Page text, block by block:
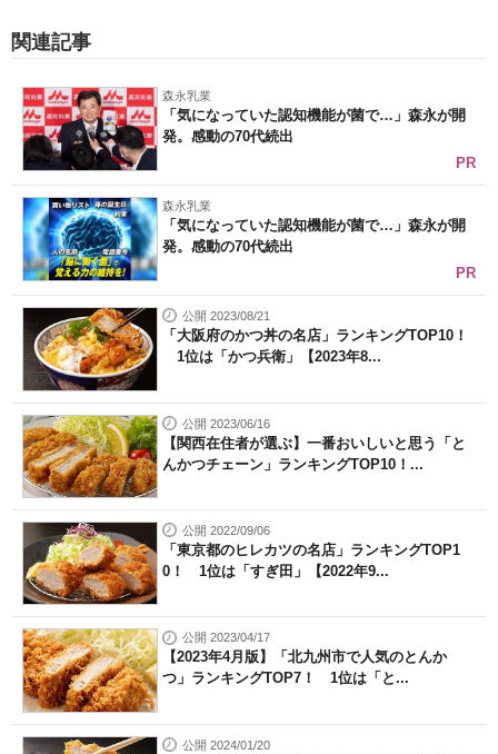
関連記事
森永乳業
「気になっていた認知機能が菌で…」森永が開
発。感動の70代続出
PR
森永乳業
「気になっていた認知機能が菌で…」森永が開
発。感動の70代続出
PR
公開 2023/08/21
「大阪府のかつ丼の名店」ランキングTOP10！
1位は「かつ兵衛」【2023年8...
公開 2023/06/16
【関西在住者が選ぶ】一番おいしいと思う「と
んかつチェーン」ランキングTOP10！...
公開 2022/09/06
「東京都のヒレカツの名店」ランキングTOP1
0！ 1位は「すぎ田」【2022年9...
公開 2023/04/17
【2023年4月版】「北九州市で人気のとんか
つ」ランキングTOP7！ 1位は「と...
公開 2024/01/20